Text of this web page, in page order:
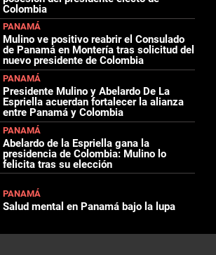
Colombia
PANAMÁ
Mulino ve positivo reabrir el Consulado
de Panamá en Montería tras solicitud del
nuevo presidente de Colombia
PANAMÁ
Presidente Mulino y Abelardo De La
Espriella acuerdan fortalecer la alianza
entre Panamá y Colombia
PANAMÁ
Abelardo de la Espriella gana la
presidencia de Colombia: Mulino lo
felicita tras su elección
PANAMÁ
Salud mental en Panamá bajo la lupa